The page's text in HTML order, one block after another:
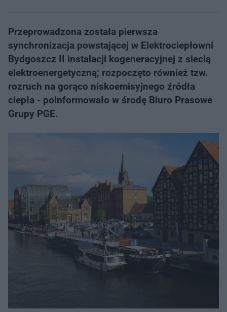
Przeprowadzona została pierwsza
synchronizacja powstającej w Elektrociepłowni
Bydgoszcz II instalacji kogeneracyjnej z siecią
elektroenergetyczną; rozpoczęto również tzw.
rozruch na gorąco niskoemisyjnego źródła
ciepła - poinformowało w środę Biuro Prasowe
Grupy PGE.